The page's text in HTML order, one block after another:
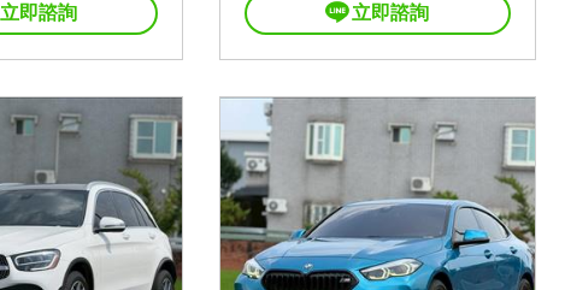
立即諮詢 立即諮詢